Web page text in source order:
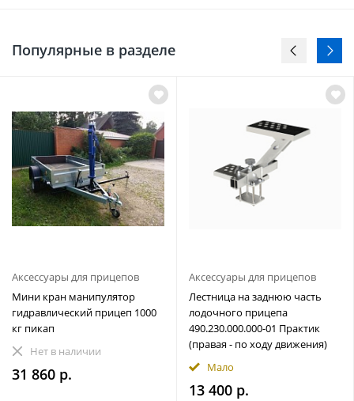
Популярные в разделе
Аксессуары для прицепов
Мини кран манипулятор
гидравлический прицеп 1000
кг пикап
Нет в наличии
31 860 р.
Аксессуары для прицепов
Лестница на заднюю часть
лодочного прицепа
490.230.000.000-01 Практик
(правая - по ходу движения)
Мало
13 400 р.